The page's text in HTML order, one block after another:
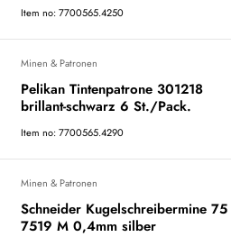
Item no: 7700565.4250
Minen & Patronen
Pelikan Tintenpatrone 301218
brillant-schwarz 6 St./Pack.
Item no: 7700565.4290
Minen & Patronen
Schneider Kugelschreibermine 75
7519 M 0,4mm silber